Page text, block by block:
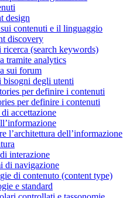
design
contenuti e il linguaggio
discovery
(search keywords)
tramite analytics
sui forum
bisogni degli utenti
per definire i contenuti
per definire i contenuti
accettazione
l’architettura dell’informazione
interazione
di navigazione
di contenuto (content type)
e standard